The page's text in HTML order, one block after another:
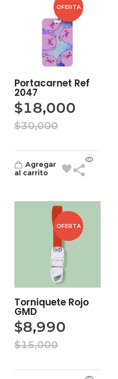
OFERTA
Portacarnet Ref
2047
$18,000
$30,000
Agregar
al carrito
OFERTA
Torniquete Rojo
GMD
$8,990
$15,000